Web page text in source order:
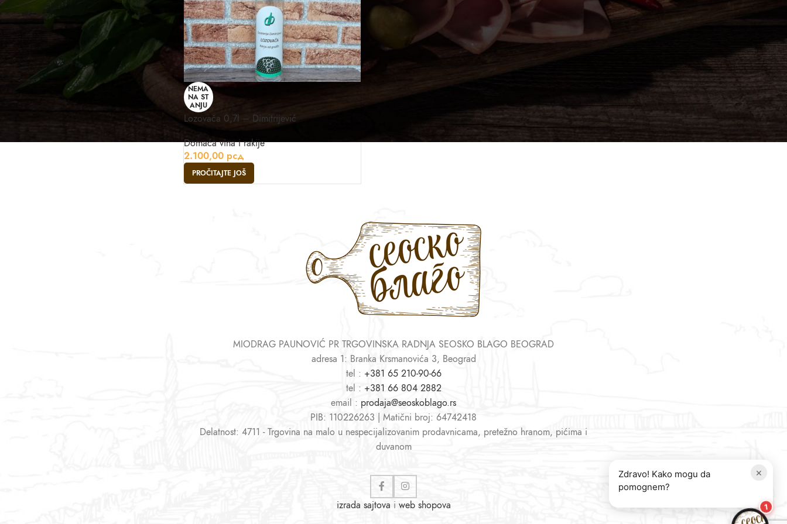
NEMA
NA ST
ANJU
Lozovača 0,7l – Dimitrijević
Domaća vina i rakije
2.100,00 рсд
PROČITAJTE JOŠ
MIODRAG PAUNOVIĆ PR TRGOVINSKA RADNJA SEOSKO BLAGO BEOGRAD
adresa 1: Branka Krsmanovića 3, Beograd
tel : +381 65 210-90-66
tel : +381 66 804 2882
email : prodaja@seoskoblago.rs
PIB: 110226263 | Matični broj: 64742418
Delatnost: 4711 - Trgovina na malo u nespecijalizovanim prodavnicama, pretežno hranom, pićima i
duvanom
izrada sajtova i web shopova
×
Zdravo! Kako mogu da
pomognem?
1